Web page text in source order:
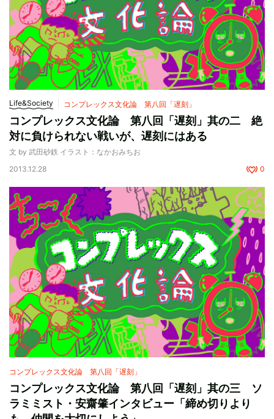
Life&Society コンプレックス文化論 第八回「遅刻」
コンプレックス文化論 第八回「遅刻」其の二 絶
対に負けられない戦いが、遅刻にはある
文 by 武田砂鉄 イラスト：なかおみちお
2013.12.28
0
コンプレックス文化論 第八回「遅刻」
コンプレックス文化論 第八回「遅刻」其の三 ソ
ラミミスト・安齋肇インタビュー「締め切りより